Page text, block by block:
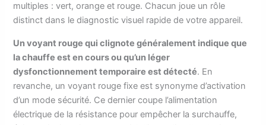
multiples : vert, orange et rouge. Chacun joue un rôle
distinct dans le diagnostic visuel rapide de votre appareil.
Un voyant rouge qui clignote généralement indique que
la chauffe est en cours ou qu’un léger
dysfonctionnement temporaire est détecté. En
revanche, un voyant rouge fixe est synonyme d’activation
d’un mode sécurité. Ce dernier coupe l’alimentation
électrique de la résistance pour empêcher la surchauffe,